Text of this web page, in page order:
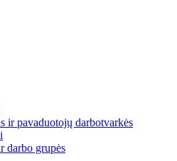
ir pavaduotojų darbotvarkės
darbo grupės